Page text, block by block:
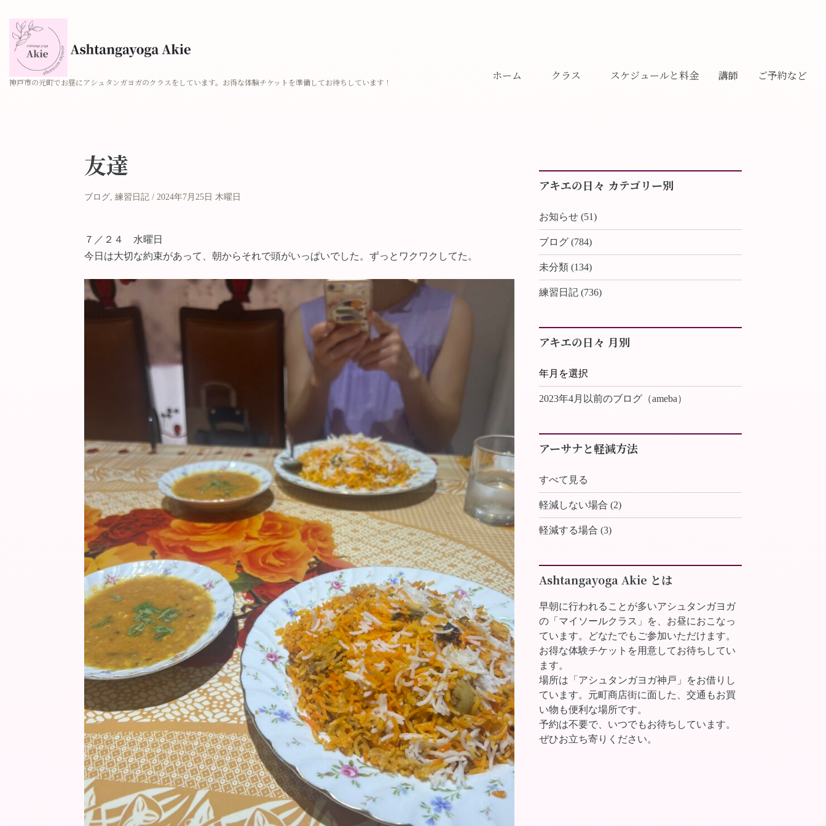
神戸市の元町でお昼にアシュタンガヨガのクラスをしています。お得な体験チケットを準備してお待ちしています！ ホーム
クラス
スケジュールと料金 講師 ご予約など
友達
ブログ 練習日記 2024年7月25日 木曜日
７／２４ 水曜日
今日は大切な約束があって、朝からそれで頭がいっぱいでした。ずっとワクワクしてた。
アキエの日々 カテゴリー別
お知らせ (51)
ブログ (784)
未分類 (134)
練習日記 (736)
アキエの日々 月別
2023年4月以前のブログ（ameba）
アーサナと軽減方法
すべて見る
軽減しない場合 (2)
軽減する場合 (3)
Ashtangayoga Akie とは
早朝に行われることが多いアシュタンガヨガ
の「マイソールクラス」を、お昼におこなっ
ています。どなたでもご参加いただけます。
お得な体験チケットを用意してお待ちしてい
ます。
場所は「アシュタンガヨガ神戸」をお借りし
ています。元町商店街に面した、交通もお買
い物も便利な場所です。
予約は不要で、いつでもお待ちしています。
ぜひお立ち寄りください。